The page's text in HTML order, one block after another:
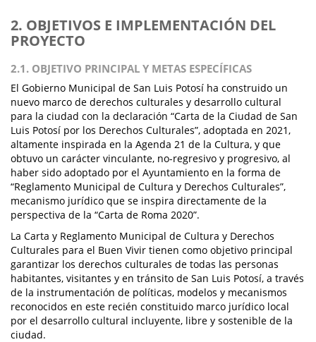
2. OBJETIVOS E IMPLEMENTACIÓN DEL
PROYECTO
2.1. OBJETIVO PRINCIPAL Y METAS ESPECÍFICAS
El Gobierno Municipal de San Luis Potosí ha construido un
nuevo marco de derechos culturales y desarrollo cultural
para la ciudad con la declaración “Carta de la Ciudad de San
Luis Potosí por los Derechos Culturales”, adoptada en 2021,
altamente inspirada en la Agenda 21 de la Cultura, y que
obtuvo un carácter vinculante, no-regresivo y progresivo, al
haber sido adoptado por el Ayuntamiento en la forma de
“Reglamento Municipal de Cultura y Derechos Culturales”,
mecanismo jurídico que se inspira directamente de la
perspectiva de la “Carta de Roma 2020”.
La Carta y Reglamento Municipal de Cultura y Derechos
Culturales para el Buen Vivir tienen como objetivo principal
garantizar los derechos culturales de todas las personas
habitantes, visitantes y en tránsito de San Luis Potosí, a través
de la instrumentación de políticas, modelos y mecanismos
reconocidos en este recién constituido marco jurídico local
por el desarrollo cultural incluyente, libre y sostenible de la
ciudad.